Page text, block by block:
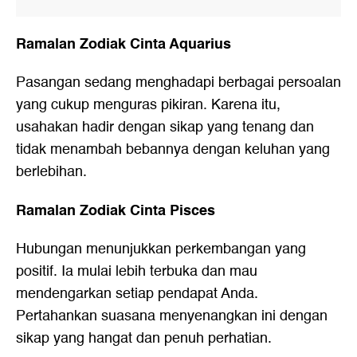
Ramalan Zodiak Cinta Aquarius
Pasangan sedang menghadapi berbagai persoalan
yang cukup menguras pikiran. Karena itu,
usahakan hadir dengan sikap yang tenang dan
tidak menambah bebannya dengan keluhan yang
berlebihan.
Ramalan Zodiak Cinta Pisces
Hubungan menunjukkan perkembangan yang
positif. Ia mulai lebih terbuka dan mau
mendengarkan setiap pendapat Anda.
Pertahankan suasana menyenangkan ini dengan
sikap yang hangat dan penuh perhatian.